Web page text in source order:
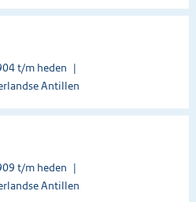
t/m heden
Antillen
t/m heden
Antillen